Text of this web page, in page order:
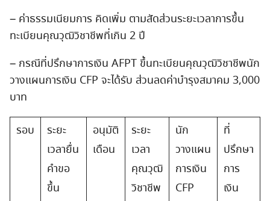
– ค่าธรรมเนียมการ คิดเพิ่ม ตามสัดส่วนระยะเวลาการขึ้น
ทะเบียนคุณวุฒิวิชาชีพที่เกิน 2 ปี
– กรณีที่ปรึกษาการเงิน AFPT ขึ้นทะเบียนคุณวุฒิวิชาชีพนัก
วางแผนการเงิน CFP จะได้รับ ส่วนลดค่าบำรุงสมาคม 3,000
บาท
รอบ
ระยะ
เวลายื่น
คำขอ
ขึ้น
อนุมัติ
เดือน
ระยะ
เวลา
คุณวุฒิ
วิชาชีพ
นัก
วางแผน
การเงิน
CFP
ที่
ปรึกษา
การ
เงิน